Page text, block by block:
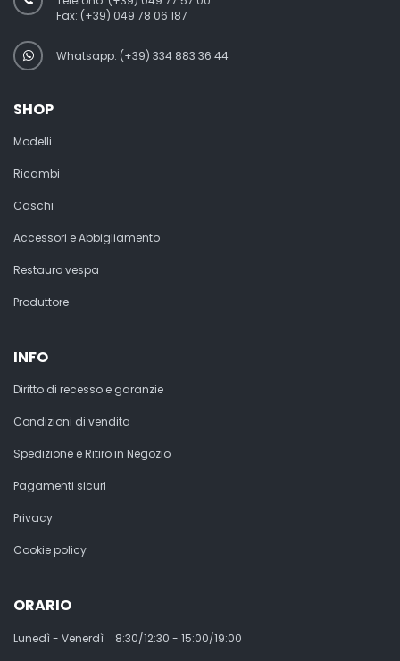
Fax: (+39) 049 78 06 187
Whatsapp: (+39) 334 883 36 44
SHOP
Modelli
Ricambi
Caschi
Accessori e Abbigliamento
Restauro vespa
Produttore
INFO
Diritto di recesso e garanzie
Condizioni di vendita
Spedizione e Ritiro in Negozio
Pagamenti sicuri
Privacy
Cookie policy
ORARIO
Lunedì - Venerdì 8:30/12:30 - 15:00/19:00